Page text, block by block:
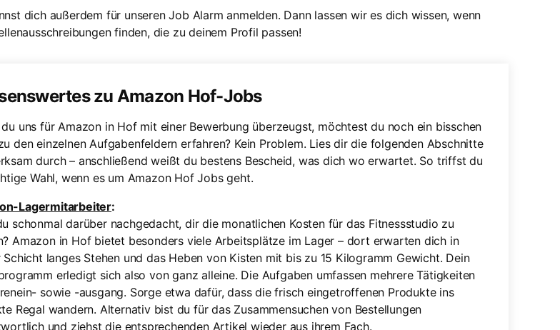
dich außerdem für unseren Job Alarm anmelden. Dann lassen wir es dich wissen, wenn
finden, die zu deinem Profil passen!
zu Amazon Hof-Jobs
uns für Amazon in Hof mit einer Bewerbung überzeugst, möchtest du noch ein bisschen
den einzelnen Aufgabenfeldern erfahren? Kein Problem. Lies dir die folgenden Abschnitte
durch – anschließend weißt du bestens Bescheid, was dich wo erwartet. So triffst du
Wahl, wenn es um Amazon Hof Jobs geht.
Lagermitarbeiter:
schonmal darüber nachgedacht, dir die monatlichen Kosten für das Fitnessstudio zu
Amazon in Hof bietet besonders viele Arbeitsplätze im Lager – dort erwarten dich in
Schicht langes Stehen und das Heben von Kisten mit bis zu 15 Kilogramm Gewicht. Dein
erledigt sich also von ganz alleine. Die Aufgaben umfassen mehrere Tätigkeiten
sowie -ausgang. Sorge etwa dafür, dass die frisch eingetroffenen Produkte ins
Regal wandern. Alternativ bist du für das Zusammensuchen von Bestellungen
und ziehst die entsprechenden Artikel wieder aus ihrem Fach.